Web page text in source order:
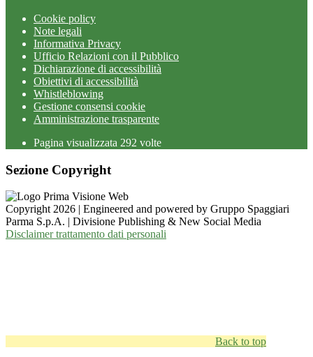
Cookie policy
Note legali
Informativa Privacy
Ufficio Relazioni con il Pubblico
Dichiarazione di accessibilità
Obiettivi di accessibilità
Whistleblowing
Gestione consensi cookie
Amministrazione trasparente
Pagina visualizzata 292 volte
Sezione Copyright
Copyright 2026 | Engineered and powered by Gruppo Spaggiari
Parma S.p.A. | Divisione Publishing & New Social Media
Disclaimer trattamento dati personali
Back to top